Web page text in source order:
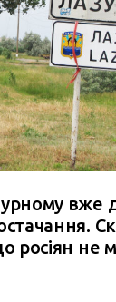
вже
росіян не